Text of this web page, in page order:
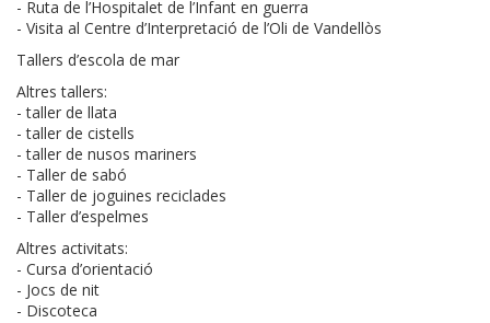
- Ruta de l’Hospitalet de l’Infant en guerra
- Visita al Centre d’Interpretació de l’Oli de Vandellòs
Tallers d’escola de mar
Altres tallers:
- taller de llata
- taller de cistells
- taller de nusos mariners
- Taller de sabó
- Taller de joguines reciclades
- Taller d’espelmes
Altres activitats:
- Cursa d’orientació
- Jocs de nit
- Discoteca